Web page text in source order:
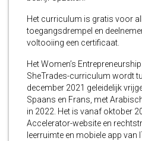
Het curriculum is gratis voor
toegangsdrempel en
voltooiing een certificaat.
Het Women’s
SheTrades-curriculum wordt
december 2021 geleidelijk
Spaans en Frans, met
in 2022. Het is vanaf oktober
Accelerator-website en
leerruimte en mobiele app van